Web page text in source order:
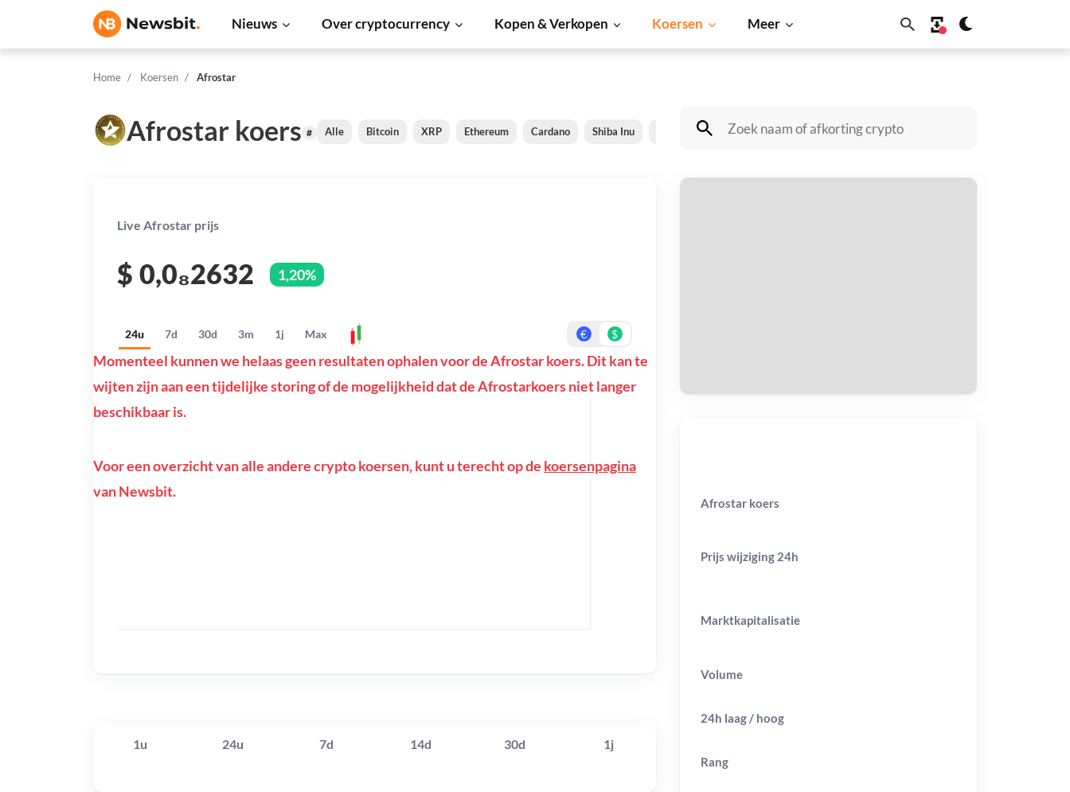
Nieuws Over cryptocurrency Kopen & Verkopen Koersen Meer
Home Koersen Afrostar
Afrostar koers # Alle Bitcoin XRP Ethereum Cardano Shiba Inu Dogecoin Solana BNB
Live Afrostar prijs
$ 0,0₈2632 1,20%
24u 7d 30d 3m 1j Max € $
Momenteel kunnen we helaas geen resultaten ophalen voor de Afrostar koers. Dit kan te
wijten zijn aan een tijdelijke storing of de mogelijkheid dat de Afrostarkoers niet langer
beschikbaar is.
Voor een overzicht van alle andere crypto koersen, kunt u terecht op de koersenpagina
van Newsbit.
1u 24u 7d 14d 30d 1j
Afrostar koers
Prijs wijziging 24h
Marktkapitalisatie
Volume
24h laag / hoog
Rang